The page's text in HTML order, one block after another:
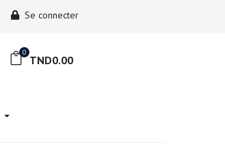
Se connecter
0
TND0.00